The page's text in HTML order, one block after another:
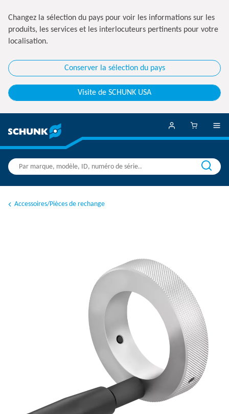
Changez la sélection du pays pour voir les informations sur les
produits, les services et les interlocuteurs pertinents pour votre
localisation.
Conserver la sélection du pays
Visite de SCHUNK USA
Accessoires/Pièces de rechange